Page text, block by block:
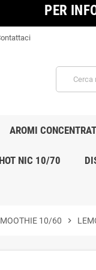
PER
AROMI
NIC 10/70
10/60 chevron_right